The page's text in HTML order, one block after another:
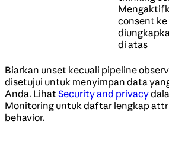
consent ke
di atas
Biarkan unset kecuali pipeline
disetujui untuk menyimpan data
Anda. LihatSecurity and privacy
Monitoring untuk daftar lengkap
behavior.